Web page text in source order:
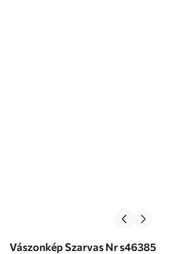
Vászonkép Szarvas Nr s46385